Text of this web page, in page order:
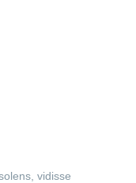
vidisse